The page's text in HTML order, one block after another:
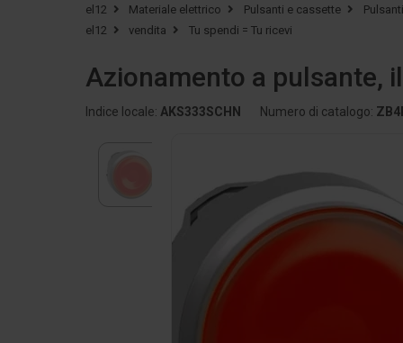
el12 Materiale elettrico Pulsanti e cassette
el12
vendita Tu spendi = Tu ricevi
Azionamento a pulsante,
Indice locale: AKS333SCHN Numero di catalogo: